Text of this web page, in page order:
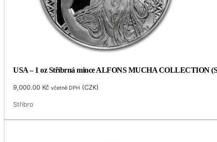
USA – 1 oz Stříbrná mince ALFONS MUCHA COLLECTION
9,000.00 Kč včetně DPH (CZK)
Stříbro